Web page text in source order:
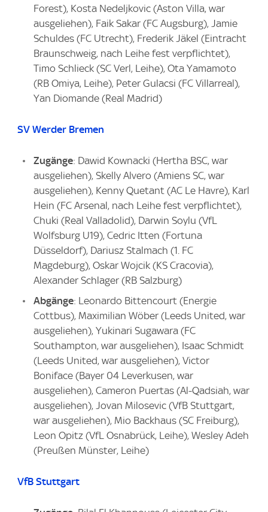
Forest), Kosta Nedeljkovic (Aston Villa, war
ausgeliehen), Faik Sakar (FC Augsburg), Jamie
Schuldes (FC Utrecht), Frederik Jäkel (Eintracht
Braunschweig, nach Leihe fest verpflichtet),
Timo Schlieck (SC Verl, Leihe), Ota Yamamoto
(RB Omiya, Leihe), Peter Gulacsi (FC Villarreal),
Yan Diomande (Real Madrid)
SV Werder Bremen
Zugänge: Dawid Kownacki (Hertha BSC, war
ausgeliehen), Skelly Alvero (Amiens SC, war
ausgeliehen), Kenny Quetant (AC Le Havre), Karl
Hein (FC Arsenal, nach Leihe fest verpflichtet),
Chuki (Real Valladolid), Darwin Soylu (VfL
Wolfsburg U19), Cedric Itten (Fortuna
Düsseldorf), Dariusz Stalmach (1. FC
Magdeburg), Oskar Wojcik (KS Cracovia),
Alexander Schlager (RB Salzburg)
Abgänge: Leonardo Bittencourt (Energie
Cottbus), Maximilian Wöber (Leeds United, war
ausgeliehen), Yukinari Sugawara (FC
Southampton, war ausgeliehen), Isaac Schmidt
(Leeds United, war ausgeliehen), Victor
Boniface (Bayer 04 Leverkusen, war
ausgeliehen), Cameron Puertas (Al-Qadsiah, war
ausgeliehen), Jovan Milosevic (VfB Stuttgart,
war ausgeliehen), Mio Backhaus (SC Freiburg),
Leon Opitz (VfL Osnabrück, Leihe), Wesley Adeh
(Preußen Münster, Leihe)
VfB Stuttgart